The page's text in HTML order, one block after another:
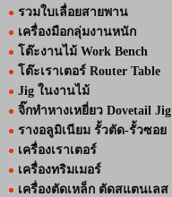
รวมใบเลื่อยสายพาน
เครื่องมือกลุ่มงานหนัก
โต๊ะงานไม้ Work Bench
โต๊ะเราเตอร์ Router Table
Jig ในงานไม้
จิ๊กทำหางเหยี่ยว Dovetail Jig
รางอลูมิเนียม รั้วตัด-รั้วซอย
เครื่องเราเตอร์
เครื่องทริมเมอร์
เครื่องตัดเหล็ก ตัดสแตนเลส